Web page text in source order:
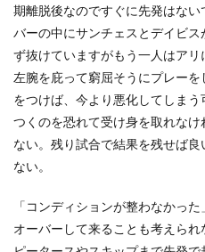
期離脱後なのですぐに先発はな
バーの中にサンチェスとデイビ
ず抜けていますがもう一人はア
左腕を庇って窮屈そうにプレー
をつけば、今より悪化してしま
つくのを恐れて受け身を取れな
ない。残り試合で結果を残せば
ない。
「コンディションが整わなかっ
オーバーして来ることも考えら